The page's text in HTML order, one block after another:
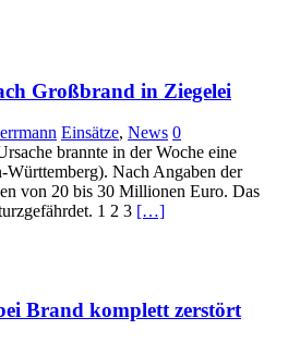
Großbrand in Ziegelei
Einsätze, News 0
brannte in der Woche eine
Nach Angaben der
von 20 bis 30 Millionen Euro. Das
1 2 3 […]
Brand komplett zerstört